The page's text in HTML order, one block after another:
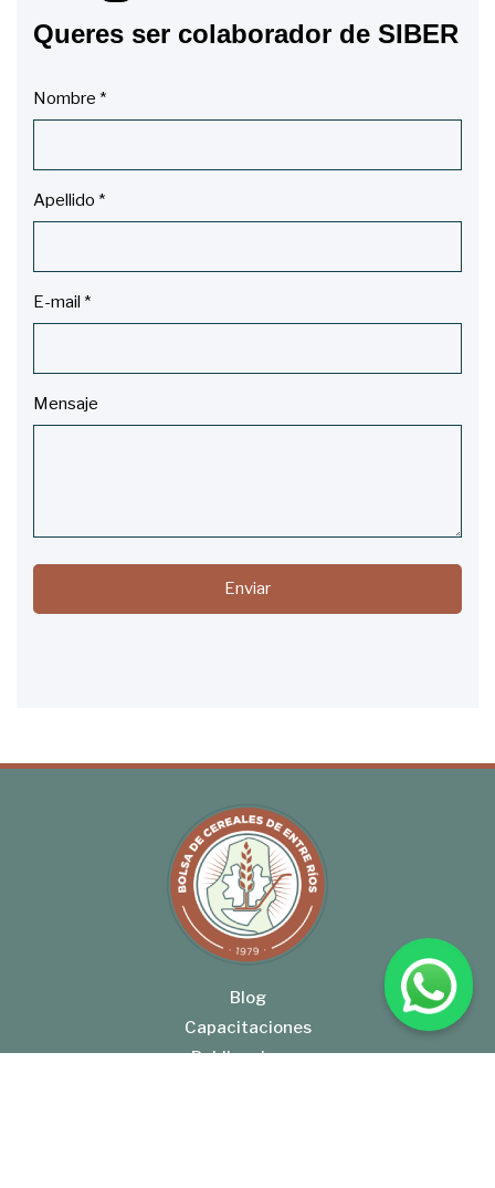
Queres ser colaborador de SIBER
Nombre *
Apellido *
E-mail *
Mensaje
Enviar
Blog
Capacitaciones
Publicaciones